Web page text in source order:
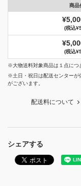
シェアする
商品
(税込
(税込
※大物送料対象商品は１点につ
※土日・祝日は配送センターが
がございます。
配送料について